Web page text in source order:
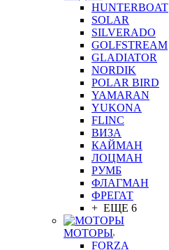
HUNTERBOAT
SOLAR
SILVERADO
GOLFSTREAM
GLADIATOR
NORDIK
POLAR BIRD
YAMARAN
YUKONA
FLINC
ВИЗА
КАЙМАН
ЛОЦМАН
РУМБ
ФЛАГМАН
ФРЕГАТ
+ ЕЩЕ 6
МОТОРЫ
FORZA